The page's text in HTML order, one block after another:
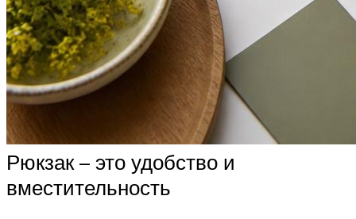
Рюкзак – это удобство и
вместительность